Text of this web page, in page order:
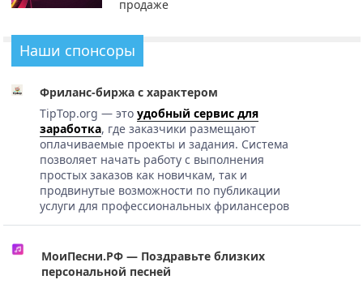
продаже
Наши спонсоры
Фриланс-биржа с характером
TipTop.org — это удобный сервис для
заработка, где заказчики размещают
оплачиваемые проекты и задания. Система
позволяет начать работу с выполнения
простых заказов как новичкам, так и
продвинутые возможности по публикации
услуги для профессиональных фрилансеров
МоиПесни.РФ — Поздравьте близких
персональной песней